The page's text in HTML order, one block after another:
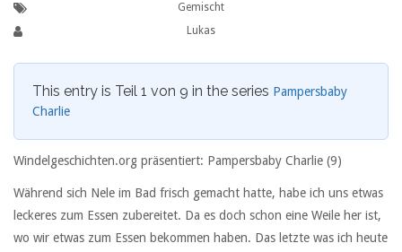
Gemischt
Lukas
This entry is Teil 1 von 9 in the series Pampersbaby
Charlie
Windelgeschichten.org präsentiert: Pampersbaby Charlie (9)
Während sich Nele im Bad frisch gemacht hatte, habe ich uns etwas
leckeres zum Essen zubereitet. Da es doch schon eine Weile her ist,
wo wir etwas zum Essen bekommen haben. Das letzte was ich heute